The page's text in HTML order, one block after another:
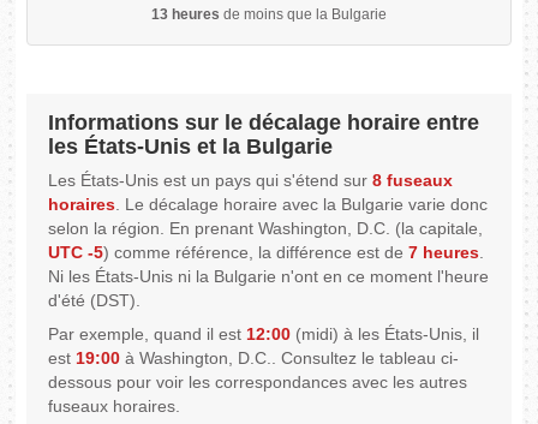
13 heures de moins que la Bulgarie
Informations sur le décalage horaire entre
les États-Unis et la Bulgarie
Les États-Unis est un pays qui s'étend sur8 fuseaux
horaires. Le décalage horaire avec la Bulgarie varie donc
selon la région. En prenant Washington, D.C. (la capitale,
UTC -5) comme référence, la différence est de7 heures.
Ni les États-Unis ni la Bulgarie n'ont en ce moment l'heure
d'été (DST).
Par exemple, quand il est12:00 (midi) à les États-Unis, il
est19:00 à Washington, D.C.. Consultez le tableau ci-
dessous pour voir les correspondances avec les autres
fuseaux horaires.